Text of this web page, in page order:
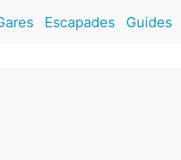
Escapades Guides